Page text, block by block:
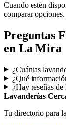
Cuando estén
comparar opciones.
Preguntas
en La Mira
¿Cuántas
¿Qué
¿Hay reseñas
Lavanderías
Tu directorio para